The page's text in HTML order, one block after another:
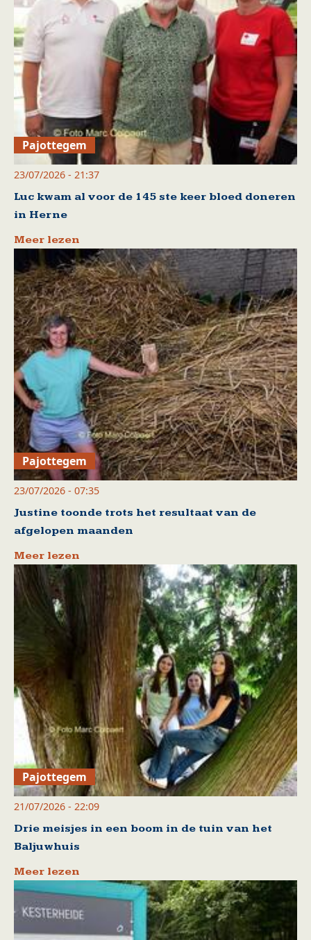
Pajottegem
23/07/2026 - 21:37
Luc kwam al voor de 145 ste keer bloed doneren
in Herne
Meer lezen
Pajottegem
23/07/2026 - 07:35
Justine toonde trots het resultaat van de
afgelopen maanden
Meer lezen
Pajottegem
21/07/2026 - 22:09
Drie meisjes in een boom in de tuin van het
Baljuwhuis
Meer lezen